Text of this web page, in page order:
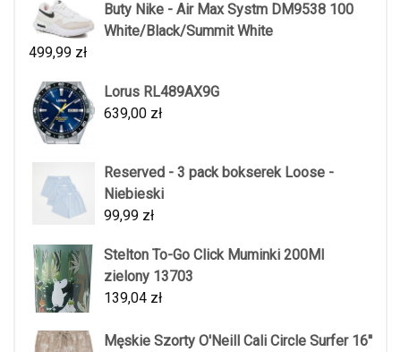
Buty Nike - Air Max Systm DM9538 100
White/Black/Summit White
499,99 zł
Lorus RL489AX9G
639,00 zł
Reserved - 3 pack bokserek Loose -
Niebieski
99,99 zł
Stelton To-Go Click Muminki 200Ml
zielony 13703
139,04 zł
Męskie Szorty O'Neill Cali Circle Surfer 16''